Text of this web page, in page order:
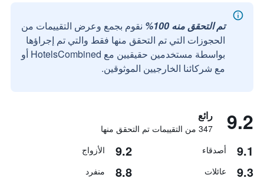
تم التحقق منه 100%
نقوم بجمع وعرض التقييمات من
الحجوزات التي تم التحقق منها فقط والتي تم إجراؤها
بواسطة مستخدمين حقيقيين مع HotelsCombined أو
مع شركائنا الخارجيين الموثوقين.
9.2 رائع
347 من التقييمات تم التحقق منها
9.1 أصدقاء 9.2 الأزواج
9.3 عائلات 8.8 منفرد